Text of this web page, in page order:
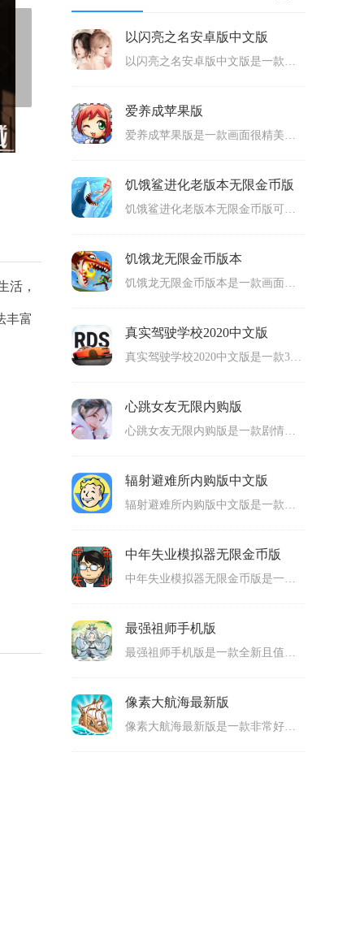
活，
丰富
以闪亮之名安卓版中文版
以闪亮之名安卓版中文版是一款画面非常唯美的养成模拟类手机游戏，玩家可以进行剧情互动还有换装打扮的模拟，有非常多好看的妆容能够选择，根据角色的外形来设计好看的造型，还有丰富的服装，玩家可以选择不同的服装类进行搭配组合打造出非常好看的造型，可玩性很高。
爱养成苹果版
爱养成苹果版是一款画面很精美的养成类模拟游戏，拥有精彩的剧情内容，玩家可以在上面体验到丰富的故事内容，每个角色都有不容的剧情线可以探索，按照不同的剧情线来探索，解锁出不同的结局，通过兑换和赠送等很多的互动方式来提升角色的好感度，适合很多玩家游玩。
饥饿鲨进化老版本无限金币版
饥饿鲨进化老版本无限金币版可谓是一款蔚蓝海洋的世界尽显各种吞噬和深海生物最纯粹最野性角逐的模拟动作手机游戏。游戏可以让我们去好好经营自己的鲨鱼也可以去完成动作闯关式的冒险，非常的有意思。潜在的敌人非常的多，凶恶在每一天登陆游戏的时候都会给你我莫大的考验，但同时也带来了极为乐趣的时刻，甚为可以前来领略一番。
饥饿龙无限金币版本
饥饿龙无限金币版本是一款画面很高级的3D动作冒险类游戏，玩家可以在上面操作饥饿龙来进行战斗和冒险，操控飞龙来进行战斗，一边飞行一边吞噬各种怪物，让自己可以得到经验值并且不断成长和进化，从小龙变成大龙，而且可以学习到各种强力的技能，适合很多玩家游玩。
真实驾驶学校2020中文版
真实驾驶学校2020中文版是一款3D画面的模拟类手机游戏，玩家可以在上面体验驾驶模拟的内容，通过不同的视角来进行游玩，点击按键来进行第一视角和第三视角的切换，不同视角下面的游戏体验是完全不同的，而且玩家可以操作汽车在地图上面的各个地方进行驾驶，可玩性高。
心跳女友无限内购版
心跳女友无限内购版是一款剧情非常精彩的恋爱养成互动类手机游戏，拥有精美的画面和特效，以恋爱互动为主要的内容，出场的角色有很多，每个角色的设定和背景都是完全不同的，玩家可以根据每个角色的设定来解锁专属的剧情线以及最后的结局，多种结局能够解锁，可玩性很高。
辐射避难所内购版中文版
辐射避难所内购版中文版是一款末日生存模拟类的手机游戏，拥有逼真的画面，以末日世界为主要的背景，玩家作为人类幸存者，你需要建造生存基地，在基地里面开拓各种空间，建造把不同的机器和建筑，获得非常多的生存物资，然后拯救很多幸存者进入到生存基地里面，可玩性高。
中年失业模拟器无限金币版
中年失业模拟器无限金币版是一款动画风格的模拟养成类休闲游戏，玩家可以在上面体验失业中年人的生活，通过各种行动来赚钱，有非常多的任务可以完成，每个任务的内容都不同，完成越多的任务来提升自己的资产，如果破产了游戏就失败了。游戏还有很多的卡片能够获得，可玩性高。
最强祖师手机版
最强祖师手机版是一款全新且值得广大游戏玩家上手体验的手机放置修仙类游戏，最强祖师最新版拥有精美的游戏画面，丰富的游戏玩法，在这款游戏里，玩家们将化身出色的祖师，你将建立起自己的道派，并招募、培养弟子们来将其发展起来。而且，还要和其他道派进行对战，努力提升自己的实力，实现一统江湖的梦想。感兴趣的玩家们，那就快来下载体验吧！
像素大航海最新版
像素大航海最新版是一款非常好玩的手机策略放置经营类游戏，在像素大航海安卓版游戏中，游戏画面设计十分出色哦，采用像素复古风的游戏画面，色彩搭配很绚丽，给玩家们超棒的视觉效果。而玩法内容上，这款游戏设计得也很棒，游戏里玩家们将化身船长，开启自己的冒险之旅。你需要合理经营着自己的船队，并派遣它们前往世界各地来多多赚取收益。并且，游戏中还设置了很多趣味挑战任务，很考验玩家们的策略性哦，感兴趣的话，那就快来下载体验吧！